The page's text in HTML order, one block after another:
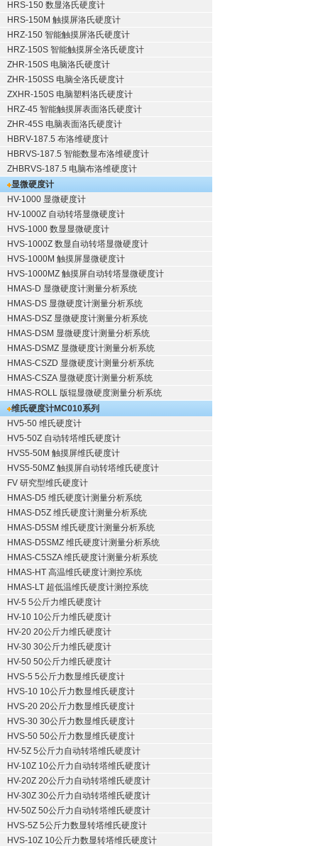
HRS-150 数显洛氏硬度计
HRS-150M 触摸屏洛氏硬度计
HRZ-150 智能触摸屏洛氏硬度计
HRZ-150S 智能触摸屏全洛氏硬度计
ZHR-150S 电脑洛氏硬度计
ZHR-150SS 电脑全洛氏硬度计
ZXHR-150S 电脑塑料洛氏硬度计
HRZ-45 智能触摸屏表面洛氏硬度计
ZHR-45S 电脑表面洛氏硬度计
HBRV-187.5 布洛维硬度计
HBRVS-187.5 智能数显布洛维硬度计
ZHBRVS-187.5 电脑布洛维硬度计
显微硬度计
HV-1000 显微硬度计
HV-1000Z 自动转塔显微硬度计
HVS-1000 数显显微硬度计
HVS-1000Z 数显自动转塔显微硬度计
HVS-1000M 触摸屏显微硬度计
HVS-1000MZ 触摸屏自动转塔显微硬度计
HMAS-D 显微硬度计测量分析系统
HMAS-DS 显微硬度计测量分析系统
HMAS-DSZ 显微硬度计测量分析系统
HMAS-DSM 显微硬度计测量分析系统
HMAS-DSMZ 显微硬度计测量分析系统
HMAS-CSZD 显微硬度计测量分析系统
HMAS-CSZA 显微硬度计测量分析系统
HMAS-ROLL 版辊显微硬度测量分析系统
维氏硬度计MC010系列
HV5-50 维氏硬度计
HV5-50Z 自动转塔维氏硬度计
HVS5-50M 触摸屏维氏硬度计
HVS5-50MZ 触摸屏自动转塔维氏硬度计
FV 研究型维氏硬度计
HMAS-D5 维氏硬度计测量分析系统
HMAS-D5Z 维氏硬度计测量分析系统
HMAS-D5SM 维氏硬度计测量分析系统
HMAS-D5SMZ 维氏硬度计测量分析系统
HMAS-C5SZA 维氏硬度计测量分析系统
HMAS-HT 高温维氏硬度计测控系统
HMAS-LT 超低温维氏硬度计测控系统
HV-5 5公斤力维氏硬度计
HV-10 10公斤力维氏硬度计
HV-20 20公斤力维氏硬度计
HV-30 30公斤力维氏硬度计
HV-50 50公斤力维氏硬度计
HVS-5 5公斤力数显维氏硬度计
HVS-10 10公斤力数显维氏硬度计
HVS-20 20公斤力数显维氏硬度计
HVS-30 30公斤力数显维氏硬度计
HVS-50 50公斤力数显维氏硬度计
HV-5Z 5公斤力自动转塔维氏硬度计
HV-10Z 10公斤力自动转塔维氏硬度计
HV-20Z 20公斤力自动转塔维氏硬度计
HV-30Z 30公斤力自动转塔维氏硬度计
HV-50Z 50公斤力自动转塔维氏硬度计
HVS-5Z 5公斤力数显转塔维氏硬度计
HVS-10Z 10公斤力数显转塔维氏硬度计